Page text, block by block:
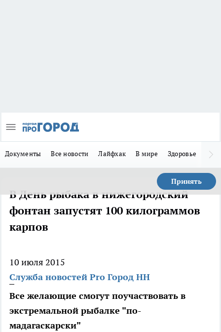
Документы Все новости Лайфхак В мире Здоровье
Принять
В День рыбака в нижегородский
фонтан запустят 100 килограммов
карпов
10 июля 2015
Служба новостей Pro Город НН
Все желающие смогут поучаствовать в
экстремальной рыбалке "по-
мадагаскарски"